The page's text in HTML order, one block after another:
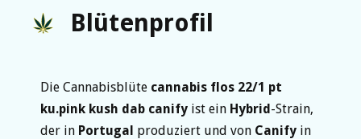
Blütenprofil
Die Cannabisblüte cannabis flos 22/1 pt
ku.pink kush dab canify ist ein Hybrid-Strain,
der in Portugal produziert und von Canify in